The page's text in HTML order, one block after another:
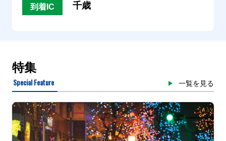
到着IC 千歳
特集
Special Feature 一覧を見る